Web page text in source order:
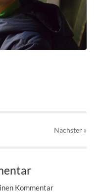
Nächster »
Kommentar